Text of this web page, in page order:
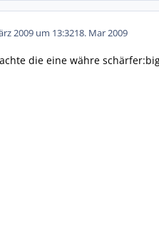
2009 um 13:3218. Mar 2009
die eine währe